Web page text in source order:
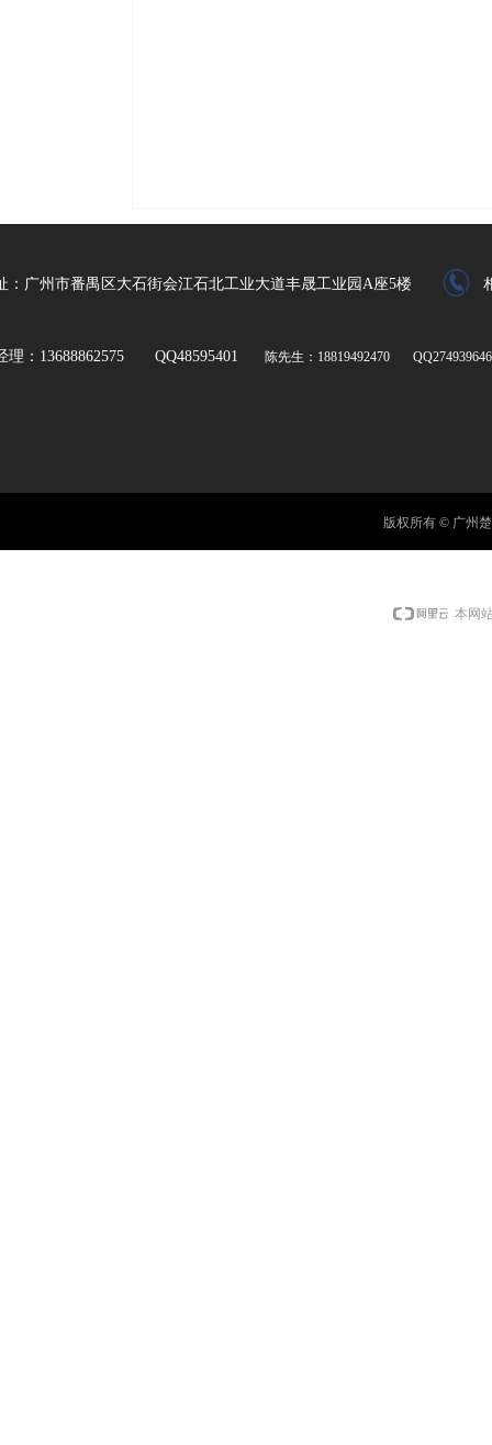
：广州市番禺区大石街会江石北工业大道丰晟工业园A座5楼
理：13688862575 QQ48595401 陈先生：18819492470
版权所有 © 广州
本网